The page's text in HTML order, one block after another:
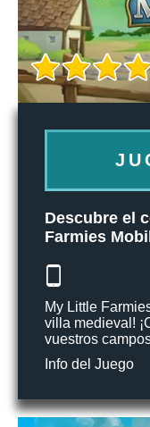
Descubre el
Farmies
My Little
villa medieval!
vuestros
Info del Juego